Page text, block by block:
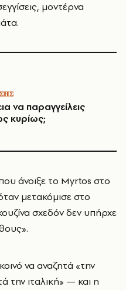
μοντέρνα
να παραγγείλεις
κυρίως;
άνοιξε το Myrtos στο
μετακόμισε στο
σχεδόν δεν υπήρχε
να αναζητά «την
την ιταλική» — και η